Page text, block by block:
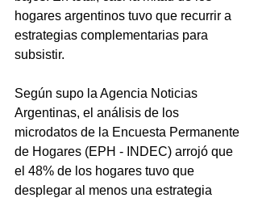
hogares argentinos tuvo que recurrir a
estrategias complementarias para
subsistir.
Según supo la Agencia Noticias
Argentinas, el análisis de los
microdatos de la Encuesta Permanente
de Hogares (EPH - INDEC) arrojó que
el 48% de los hogares tuvo que
desplegar al menos una estrategia